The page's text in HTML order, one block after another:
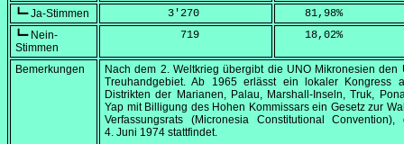
┗━ Ja-Stimmen
          3'270
    81,98
%
┗━ Nein-
Stimmen
            719
    18,02
%
Bemerkungen
Nach dem 2. Weltkrieg übergibt die UNO Mikronesien den
Treuhandgebiet. Ab 1965 erlässt ein lokaler Kongress
Distrikten der Marianen, Palau, Marshall-Inseln, Truk,
Yap mit Billigung des Hohen Kommissars ein Gesetz zur
Verfassungsrats (Micronesia Constitutional Convention),
4. Juni 1974 stattfindet.